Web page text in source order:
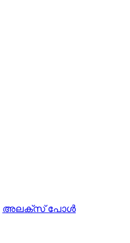
അലക്സ്‌ പോള്‍